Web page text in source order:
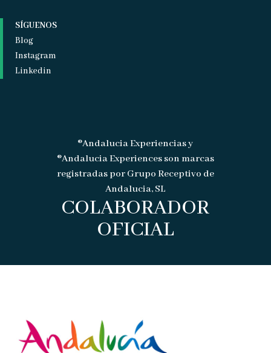
SÍGUENOS
Blog
Instagram
Linkedin
®Andalucia Experiencias y
®Andalucia Experiences son marcas
registradas por Grupo Receptivo de
Andalucia, SL
COLABORADOR
OFICIAL